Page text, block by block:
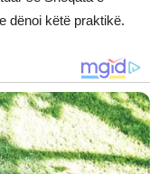
dënoi këtë praktikë.